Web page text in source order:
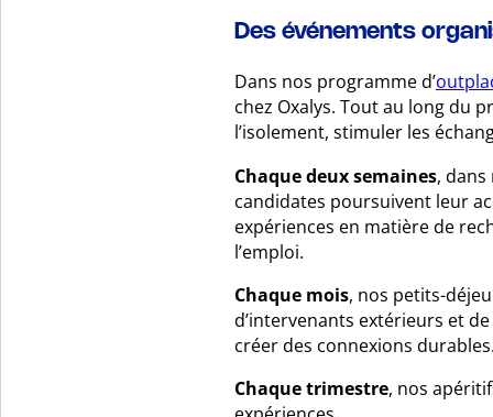
Des événements
Dans nos programme d’
chez Oxalys. Tout au long du
l’isolement, stimuler les
Chaque deux semaines, dans
candidates poursuivent leur
expériences en matière de
l’emploi.
Chaque mois, nos petits-
d’intervenants extérieurs et
créer des connexions
Chaque trimestre, nos